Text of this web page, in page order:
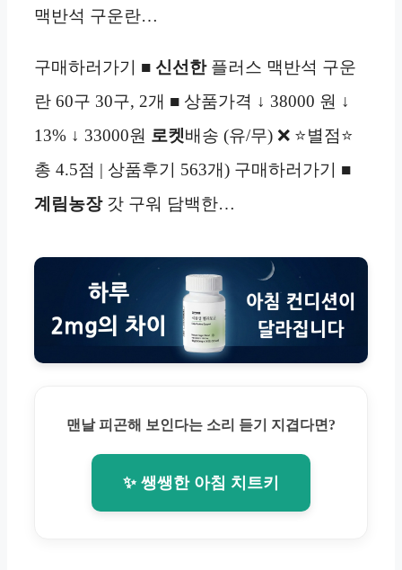
맥반석 구운란…
구매하러가기 ■ 신선한플러스 맥반석 구운
란 60구 30구, 2개 ■ 상품가격 ↓ 38000 원 ↓
13% ↓ 33000원 로켓배송 (유/무) ❌ ⭐별점⭐
총 4.5점 | 상품후기 563개) 구매하러가기 ■
계림농장갓 구워 담백한…
맨날 피곤해 보인다는 소리 듣기 지겹다면?
✨ 쌩쌩한 아침 치트키